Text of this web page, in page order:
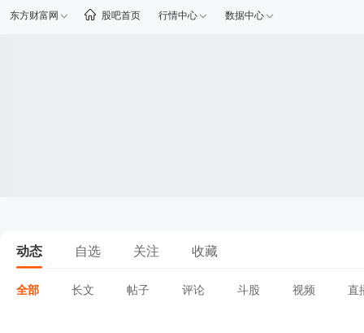
东方财富网 股吧首页 行情中心 数据中心
动态 自选 关注 收藏
全部 长文 帖子 评论 斗股 视频 直